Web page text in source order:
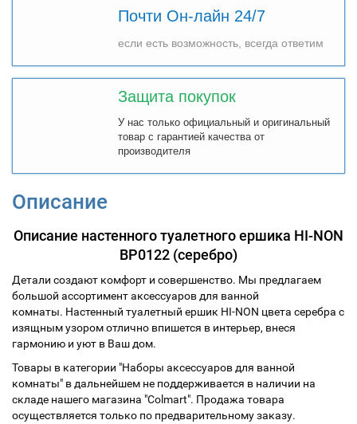
Почти Он-лайн 24/7
если есть возможность, всегда ответим
Защита покупок
У нас только официальный и оригинальный
товар с гарантией качества от
производителя
Описание
Описание настенного туалетного ершика HI-NON
ВР0122 (серебро)
Детали создают комфорт и совершенство. Мы предлагаем
большой ассортимент аксессуаров для ванной
комнаты. Настенный туалетный ершик HI-NON цвета серебра с
изящным узором отлично впишется в интерьер, внеся
гармонию и уют в Ваш дом.
Товары в категории "Наборы аксессуаров для ванной
комнаты" в дальнейшем не поддерживается в наличии на
складе нашего магазина "Colmart". Продажа товара
осуществляется только по предварительному заказу.